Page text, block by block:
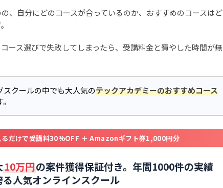
、自分にどのコースが合っているのか、おすすめのコースはど
ース選びで失敗してしまったら、受講料金と費やした時間が無
クールの中でも大人気のテックアカデミーのおすすめコース
るだけで受講料30%OFF ＋ Amazonギフト券1,000円分
10万円の案件獲得保証付き。年間1000件の実績
る人気オンラインスクール